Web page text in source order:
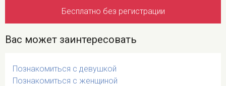
Бесплатно без регистрации
Вас может заинтересовать
Познакомиться с девушкой
Познакомиться с женщиной